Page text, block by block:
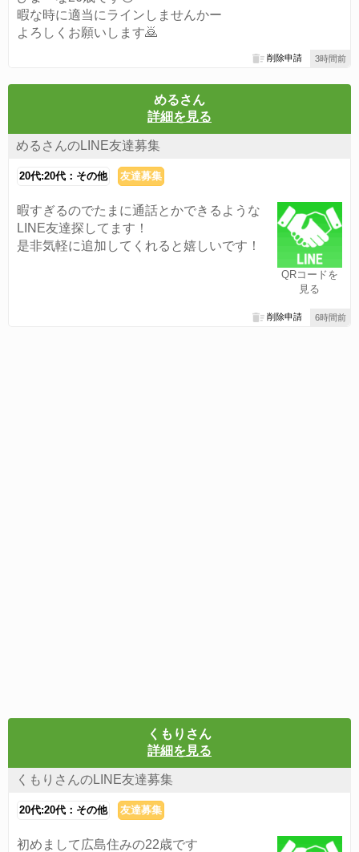
暇な時に適当にラインしませんかー
よろしくお願いします🙇
3時間前
削除申請
めるさん
詳細を見る
めるさんのLINE友達募集
20代:20代：その他 友達募集
QRコードを
見る
暇すぎるのでたまに通話とかできるような
LINE友達探してます！
是非気軽に追加してくれると嬉しいです！
6時間前
削除申請
くもりさん
詳細を見る
くもりさんのLINE友達募集
20代:20代：その他 友達募集
初めまして広島住みの22歳です